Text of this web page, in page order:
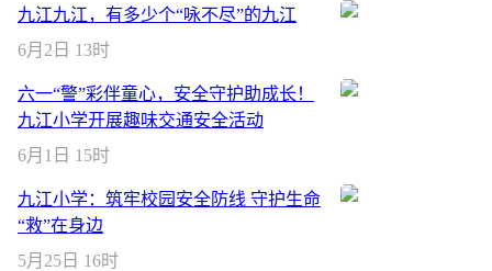
九江九江，有多少个“咏不尽”的九江
6月2日 13时
六一“警”彩伴童心，安全守护助成长！
九江小学开展趣味交通安全活动
6月1日 15时
九江小学：筑牢校园安全防线 守护生命
“救”在身边
5月25日 16时